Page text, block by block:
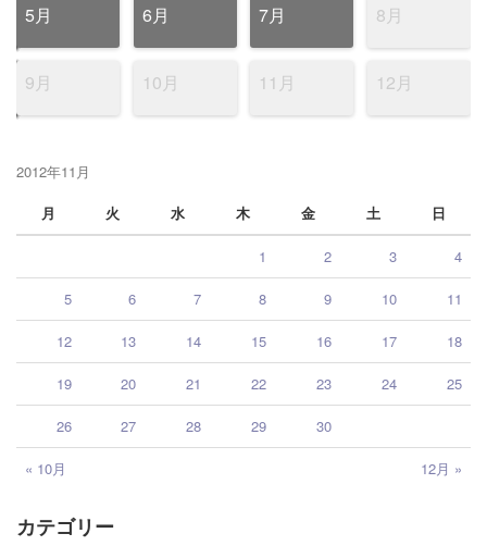
5月 6月 7月 8月
9月 10月 11月 12月
2012年11月
月
火 水 木 金 土 日
« 10月 12月 »
1 2 3 4
5 6 7 8 9 10 11
12 13 14 15 16 17 18
19 20 21 22 23 24 25
26 27 28 29 30
カテゴリー